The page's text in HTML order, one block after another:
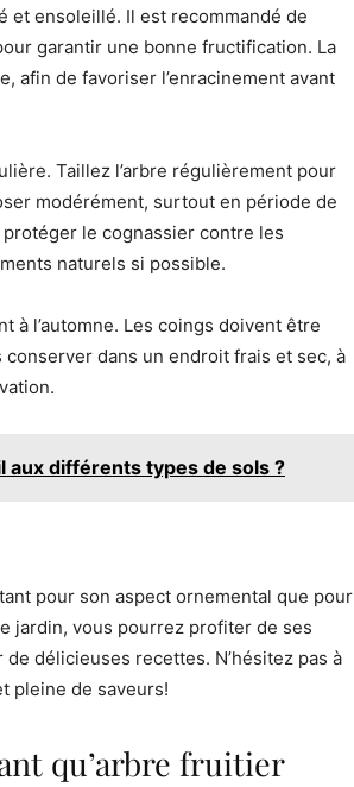
et ensoleillé. Il est recommandé de
garantir une bonne fructification. La
afin de favoriser l’enracinement avant
Taillez l’arbre régulièrement pour
modérément, surtout en période de
le cognassier contre les
naturels si possible.
à l’automne. Les coings doivent être
dans un endroit frais et sec, à
aux différents types de sols ?
pour son aspect ornemental que pour
jardin, vous pourrez profiter de ses
délicieuses recettes. N’hésitez pas à
pleine de saveurs!
qu’arbre fruitier